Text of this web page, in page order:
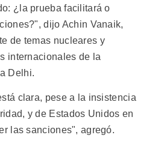
¿la prueba facilitará o
dijo Achin Vanaik,
de temas nucleares y
internacionales de la
Delhi.
clara, pese a la insistencia
y de Estados Unidos en
las sanciones", agregó.